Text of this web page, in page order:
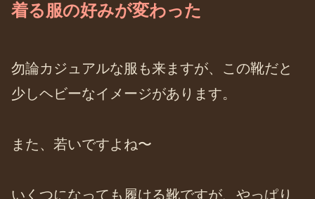
着る服の好みが変わった
勿論カジュアルな服も来ますが、この靴だと
少しヘビーなイメージがあります。
また、若いですよね〜
いくつになっても履ける靴ですが、やっぱり